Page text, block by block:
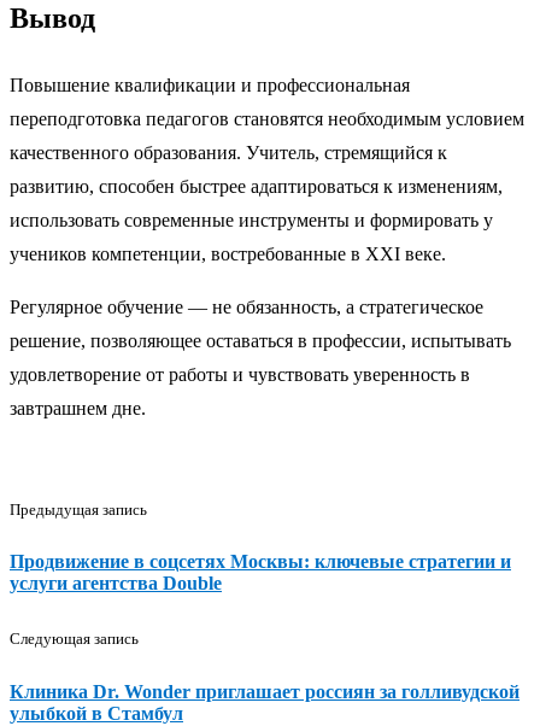
Вывод
Повышение квалификации и профессиональная
переподготовка педагогов становятся необходимым условием
качественного образования. Учитель, стремящийся к
развитию, способен быстрее адаптироваться к изменениям,
использовать современные инструменты и формировать у
учеников компетенции, востребованные в XXI веке.
Регулярное обучение — не обязанность, а стратегическое
решение, позволяющее оставаться в профессии, испытывать
удовлетворение от работы и чувствовать уверенность в
завтрашнем дне.
Предыдущая запись
Продвижение в соцсетях Москвы: ключевые стратегии и
услуги агентства Double
Следующая запись
Клиника Dr. Wonder приглашает россиян за голливудской
улыбкой в Стамбул